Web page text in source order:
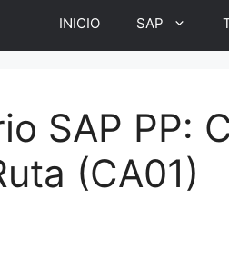
INICIO SAP
SAP PP:
(CA01)